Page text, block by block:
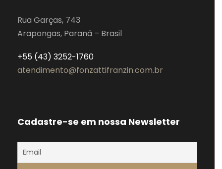
Rua Garças, 743
Arapongas, Paraná – Brasil
+55 (43) 3252-1760
atendimento@fonzattifranzin.com.br
Cadastre-se em nossa Newsletter